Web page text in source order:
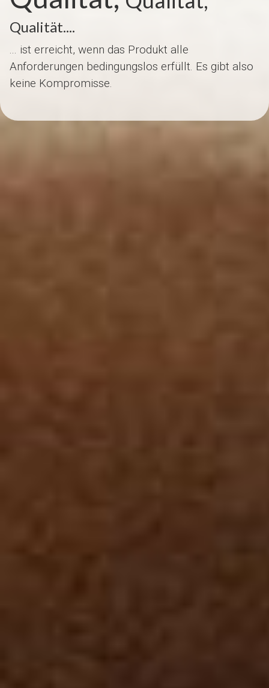
Qualität....
... ist erreicht, wenn das Produkt alle
Anforderungen bedingungslos erfüllt. Es gibt also
keine Kompromisse.